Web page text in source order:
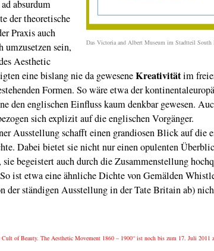
Das Victoria and Albert Museum im Stadtteil South
absurdum
der theoretische
Praxis auch
umzusetzen sein,
Aesthetic
eine bislang nie da geweseneKreativitätim
Formen. So wäre etwa der
den englischen Einfluss kaum denkbar gewesen.
sich explizit auf die englischen Vorgänger.
Ausstellung schafft einen grandiosen Blick auf die
Dabei bietet sie nicht nur einen opulenten
sie begeistert auch durch die Zusammenstellung
ist etwa eine ähnliche Dichte von Gemälden
der ständigen Ausstellung in der Tate Britain ab)
of Beauty. The Aesthetic Movement 1860 – 1900“ ist noch bis zum 17. Juli 2011